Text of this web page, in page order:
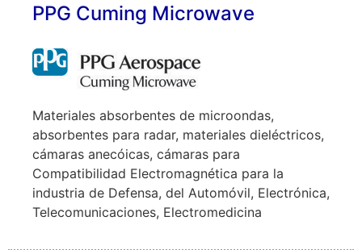
PPG Cuming Microwave
Materiales absorbentes de microondas,
absorbentes para radar, materiales dieléctricos,
cámaras anecóicas, cámaras para
Compatibilidad Electromagnética para la
industria de Defensa, del Automóvil, Electrónica,
Telecomunicaciones, Electromedicina